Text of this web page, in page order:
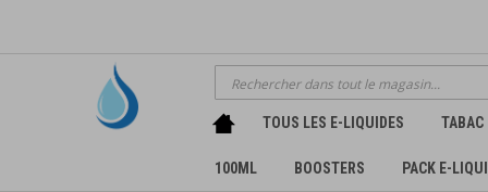
Chercher
TOUS LES E-LIQUIDES TABAC
100ML BOOSTERS PACK E-